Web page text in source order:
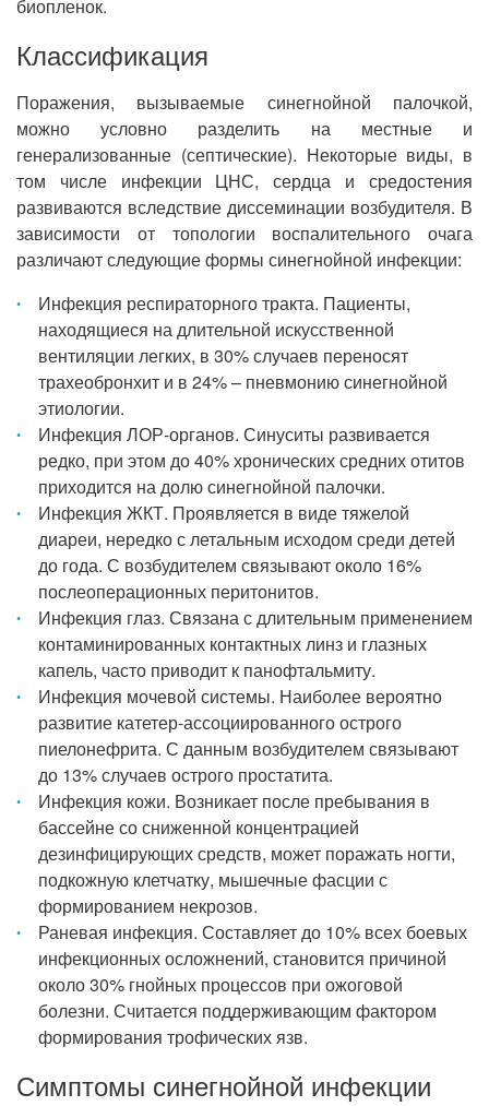
биопленок.
Классификация
Поражения, вызываемые синегнойной палочкой,
можно условно разделить на местные и
генерализованные (септические). Некоторые виды, в
том числе инфекции ЦНС, сердца и средостения
развиваются вследствие диссеминации возбудителя. В
зависимости от топологии воспалительного очага
различают следующие формы синегнойной инфекции:
Инфекция респираторного тракта. Пациенты,
находящиеся на длительной искусственной
вентиляции легких, в 30% случаев переносят
трахеобронхит и в 24% – пневмонию синегнойной
этиологии.
Инфекция ЛОР-органов. Синуситы развивается
редко, при этом до 40% хронических средних отитов
приходится на долю синегнойной палочки.
Инфекция ЖКТ. Проявляется в виде тяжелой
диареи, нередко с летальным исходом среди детей
до года. С возбудителем связывают около 16%
послеоперационных перитонитов.
Инфекция глаз. Связана с длительным применением
контаминированных контактных линз и глазных
капель, часто приводит к панофтальмиту.
Инфекция мочевой системы. Наиболее вероятно
развитие катетер-ассоциированного острого
пиелонефрита. С данным возбудителем связывают
до 13% случаев острого простатита.
Инфекция кожи. Возникает после пребывания в
бассейне со сниженной концентрацией
дезинфицирующих средств, может поражать ногти,
подкожную клетчатку, мышечные фасции с
формированием некрозов.
Раневая инфекция. Составляет до 10% всех боевых
инфекционных осложнений, становится причиной
около 30% гнойных процессов при ожоговой
болезни. Считается поддерживающим фактором
формирования трофических язв.
Симптомы синегнойной инфекции